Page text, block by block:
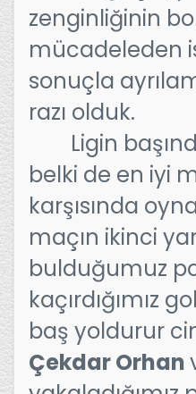
zenginliğinin
mücadeleden
sonuçla
razı olduk.
Ligin
belki de en iyi
karşısında
maçın ikinci
bulduğumuz
kaçırdığımız
baş yoldurur
Çekdar Orhan